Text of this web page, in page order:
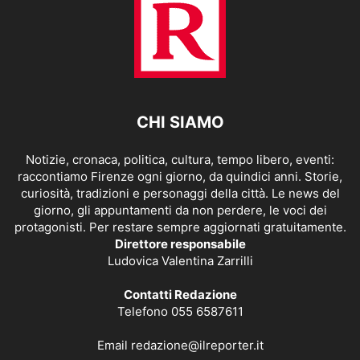
CHI SIAMO
Notizie, cronaca, politica, cultura, tempo libero, eventi:
raccontiamo Firenze ogni giorno, da quindici anni. Storie,
curiosità, tradizioni e personaggi della città. Le news del
giorno, gli appuntamenti da non perdere, le voci dei
protagonisti. Per restare sempre aggiornati gratuitamente.
Direttore responsabile
Ludovica Valentina Zarrilli
Contatti Redazione
Telefono 055 6587611
Email redazione@ilreporter.it